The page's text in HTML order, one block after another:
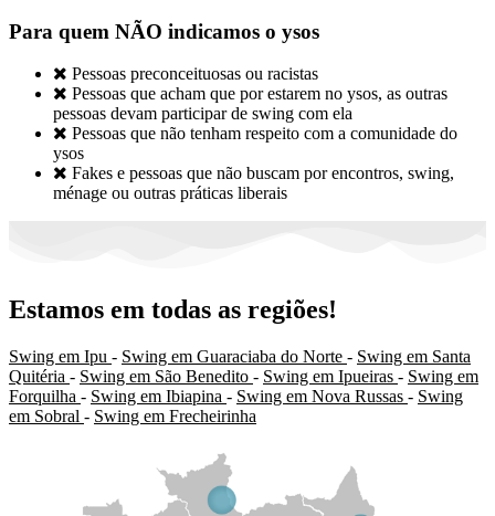
Para quem NÃO indicamos o ysos
 Pessoas preconceituosas ou racistas
 Pessoas que acham que por estarem no ysos, as outras
pessoas devam participar de swing com ela
 Pessoas que não tenham respeito com a comunidade do
ysos
 Fakes e pessoas que não buscam por encontros, swing,
ménage ou outras práticas liberais
Estamos em todas as regiões!
Swing em Ipu - Swing em Guaraciaba do Norte - Swing em Santa
Quitéria - Swing em São Benedito - Swing em Ipueiras - Swing em
Forquilha - Swing em Ibiapina - Swing em Nova Russas - Swing
em Sobral - Swing em Frecheirinha